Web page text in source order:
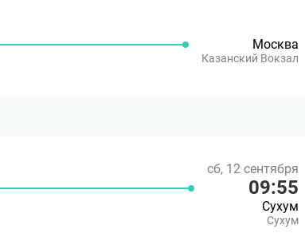
Москва
Казанский Вокзал
сб, 12 сентября
09:55
Сухум
Сухум